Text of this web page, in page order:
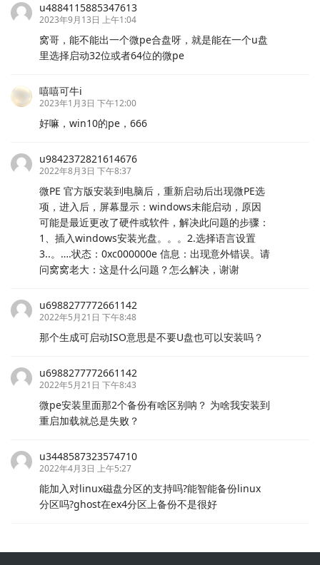
u4884115885347613
2023年9月13日 上午1:04
窝哥，能不能出一个微pe合盘呀，就是能在一个u盘
里选择启动32位或者64位的微pe
嘻嘻可牛i
2023年1月3日 下午12:00
好嘛，win10的pe，666
u9842372821614676
2022年8月3日 下午8:37
微PE 官方版安装到电脑后，重新启动后出现微PE选
项，进入后，屏幕显示：windows未能启动，原因
可能是最近更改了硬件或软件，解决此问题的步骤：
1、插入windows安装光盘。。。2.选择语言设置
3..。….状态：0xc000000e 信息：出现意外错误。请
问窝窝老大：这是什么问题？怎么解决，谢谢
u6988277772661142
2022年5月21日 下午8:48
那个生成可启动ISO意思是不要U盘也可以安装吗？
u6988277772661142
2022年5月21日 下午8:43
微pe安装里面那2个备份有啥区别呐？ 为啥我安装到
重启加载就总是失败？
u3448587323574710
2022年4月3日 上午5:27
能加入对linux磁盘分区的支持吗?能智能备份linux
分区吗?ghost在ex4分区上备份不是很好